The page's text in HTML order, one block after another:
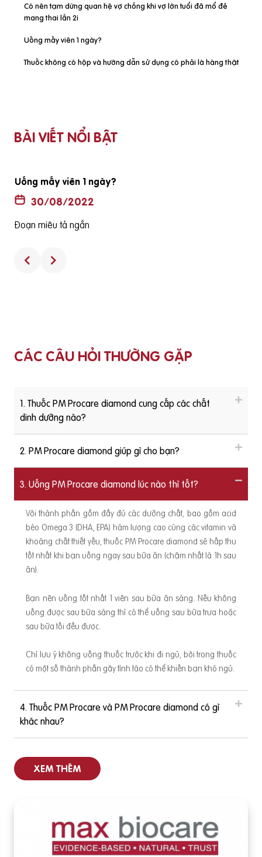
Có nên tạm dừng quan hệ vợ chồng khi vợ lớn tuổi đã mổ đẻ
mang thai lần 2i
Uống mấy viên 1 ngày?
Thuốc không có hộp và hướng dẫn sử dụng có phải là hàng thật
BÀI VIẾT NỔI BẬT
tuổi đã
Thuốc không có hộp và hướng dẫn sử dụng có
hàng thật
30/08/2022
CÁC CÂU HỎI THƯỜNG GẶP
1. Thuốc PM Procare diamond cung cấp các chất
dinh dưỡng nào?
2. PM Procare diamond giúp gì cho bạn?
3. Uống PM Procare diamond lúc nào thì tốt?
Với thành phần gồm đầy đủ các dưỡng chất, bao gồm acid
béo Omega 3 (DHA, EPA) hàm lượng cao cùng các vitamin và
khoáng chất thiết yếu, thuốc PM Procare diamond sẽ hấp thu
tốt nhất khi bạn uống ngay sau bữa ăn (chậm nhất là 1h sau
ăn).
Bạn nên uống tốt nhất 1 viên sau bữa ăn sáng. Nếu không
uống được sau bữa sáng thì có thể uống sau bữa trưa hoặc
sau bữa tối đều được.
Chỉ lưu ý không uống thuốc trước khi đi ngủ, bởi trong thuốc
có một số thành phần gây tỉnh táo có thể khiến bạn khó ngủ.
4. Thuốc PM Procare và PM Procare diamond có gì
khác nhau?
XEM THÊM